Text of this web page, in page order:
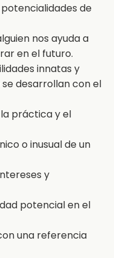
de
nos ayuda a
en el futuro.
innatas y
desarrollan con el
práctica y el
o inusual de un
y
potencial en el
una referencia